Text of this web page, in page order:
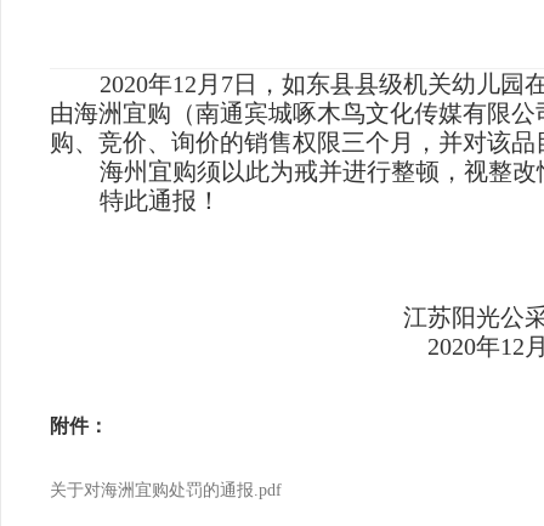
2020年12 月 7日，如东县县级机关幼儿园
由海洲宜购（南通宾城啄木鸟文化传媒有限
购、竞价、询价的销售权限三个月 ， 并对该品
海州宜购须以此为戒并进行整顿，视整
特此通报 ！
江苏阳光公采网络
2020年12月17
附件：
关于对海洲宜购处罚的通报.pdf